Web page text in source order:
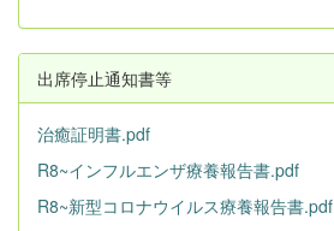
出席停止通知書等
治癒証明書.pdf
R8~インフルエンザ療養報告書.pdf
R8~新型コロナウイルス療養報告書.pdf